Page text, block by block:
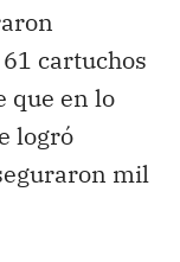
cartuchos
que en lo
logró
mil